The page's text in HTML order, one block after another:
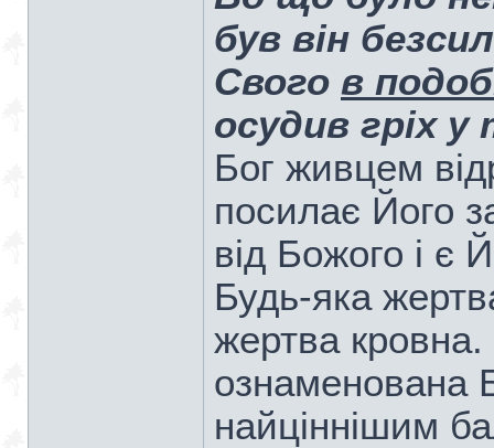
був він
Свого в
осудив гріх у
Бог живцем
посилає Його
від Божого і є
Будь-яка
жертва
найціннішим